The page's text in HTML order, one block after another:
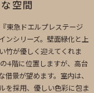
空間
東急ドエルプレステージ
ンシリーズ。壁面緑化と上
竹が優しく迎えてくれま
4階に位置しますが、高台
借景が望めます。室内は、
を採用、優しい色彩に包ま